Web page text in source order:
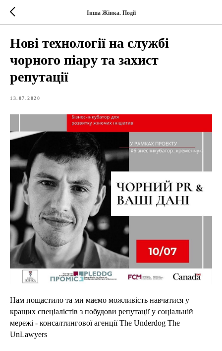
Інша Жінка. Події
Нові технології на службі
чорного піару та захист
репутації
13.07.2020
Нам пощастило та ми маємо можливість навчатися у
кращих спеціалістів з побудови репутації у соціальній
мережі - консалтингової агенції The Underdog The
UnLawyers